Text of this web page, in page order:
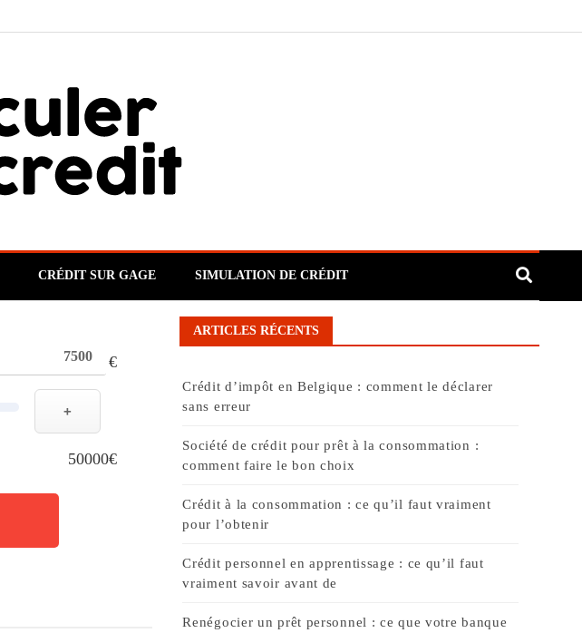
CRÉDIT SUR GAGE SIMULATION DE CRÉDIT
€
+
50000€
ARTICLES RÉCENTS
Crédit d’impôt en Belgique : comment le déclarer
sans erreur
Société de crédit pour prêt à la consommation :
comment faire le bon choix
Crédit à la consommation : ce qu’il faut vraiment
pour l’obtenir
Crédit personnel en apprentissage : ce qu’il faut
vraiment savoir avant de
Renégocier un prêt personnel : ce que votre banque